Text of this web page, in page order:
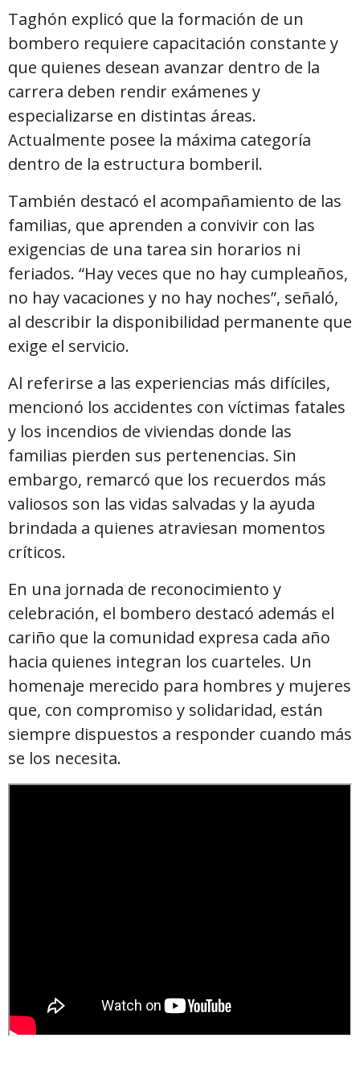
Taghón explicó que la formación de un
bombero requiere capacitación constante y
que quienes desean avanzar dentro de la
carrera deben rendir exámenes y
especializarse en distintas áreas.
Actualmente posee la máxima categoría
dentro de la estructura bomberil.
También destacó el acompañamiento de las
familias, que aprenden a convivir con las
exigencias de una tarea sin horarios ni
feriados. “Hay veces que no hay cumpleaños,
no hay vacaciones y no hay noches”, señaló,
al describir la disponibilidad permanente que
exige el servicio.
Al referirse a las experiencias más difíciles,
mencionó los accidentes con víctimas fatales
y los incendios de viviendas donde las
familias pierden sus pertenencias. Sin
embargo, remarcó que los recuerdos más
valiosos son las vidas salvadas y la ayuda
brindada a quienes atraviesan momentos
críticos.
En una jornada de reconocimiento y
celebración, el bombero destacó además el
cariño que la comunidad expresa cada año
hacia quienes integran los cuarteles. Un
homenaje merecido para hombres y mujeres
que, con compromiso y solidaridad, están
siempre dispuestos a responder cuando más
se los necesita.